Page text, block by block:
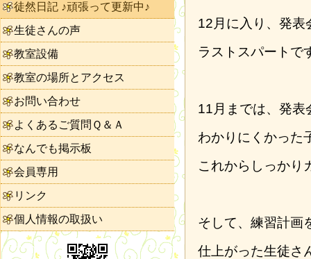
12月に入り、発表
ラストスパートで
11月までは、発
わかりにくかった
これからしっかり
そして、練習計画
仕上がった生徒さ
徒然日記 ♪頑張って更新中♪
生徒さんの声
教室設備
教室の場所とアクセス
お問い合わせ
よくあるご質問Ｑ＆Ａ
なんでも掲示板
会員専用
リンク
個人情報の取扱い